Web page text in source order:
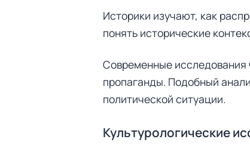
Историки изучают, как
понять исторические
Современные исследования
пропаганды. Подобный
политической ситуации.
Культурологические